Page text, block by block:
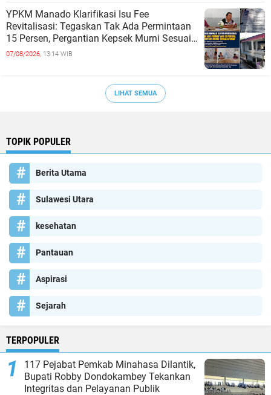
YPKM Manado Klarifikasi Isu Fee
Revitalisasi: Tegaskan Tak Ada Permintaan
15 Persen, Pergantian Kepsek Murni Sesuai
Aturan
07/08/2026, 13:14 WIB
LIHAT SEMUA
TOPIK POPULER
Berita Utama
Sulawesi Utara
kesehatan
Pantauan
Aspirasi
Sejarah
TERPOPULER
117 Pejabat Pemkab Minahasa Dilantik,
Bupati Robby Dondokambey Tekankan
Integritas dan Pelayanan Publik